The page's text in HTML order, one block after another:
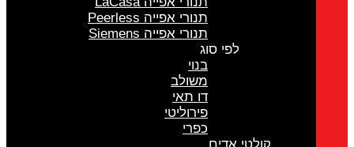
תנורי אפייה Peerless
תנורי אפייה Siemens
לפי סוג
בנוי
משולב
דו תאי
פירוליטי
כפרי